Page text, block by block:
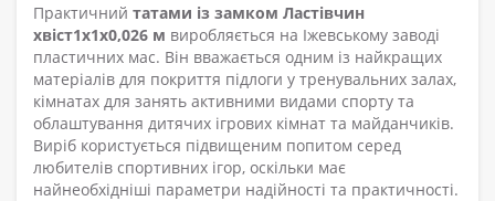
Практичний татами із замком Ластівчин
хвіст1x1x0,026 м виробляється на Іжевському заводі
пластичних мас. Він вважається одним із найкращих
матеріалів для покриття підлоги у тренувальних залах,
кімнатах для занять активними видами спорту та
облаштування дитячих ігрових кімнат та майданчиків.
Виріб користується підвищеним попитом серед
любителів спортивних ігор, оскільки має
найнеобхідніші параметри надійності та практичності.